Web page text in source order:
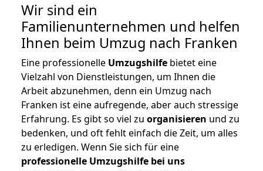
Wir sind ein
Familienunternehmen und helfen
Ihnen beim Umzug nach Franken
Eine professionelle Umzugshilfe bietet eine
Vielzahl von Dienstleistungen, um Ihnen die
Arbeit abzunehmen, denn ein Umzug nach
Franken ist eine aufregende, aber auch stressige
Erfahrung. Es gibt so viel zu organisieren und zu
bedenken, und oft fehlt einfach die Zeit, um alles
zu erledigen. Wenn Sie sich für eine
professionelle Umzugshilfe bei uns